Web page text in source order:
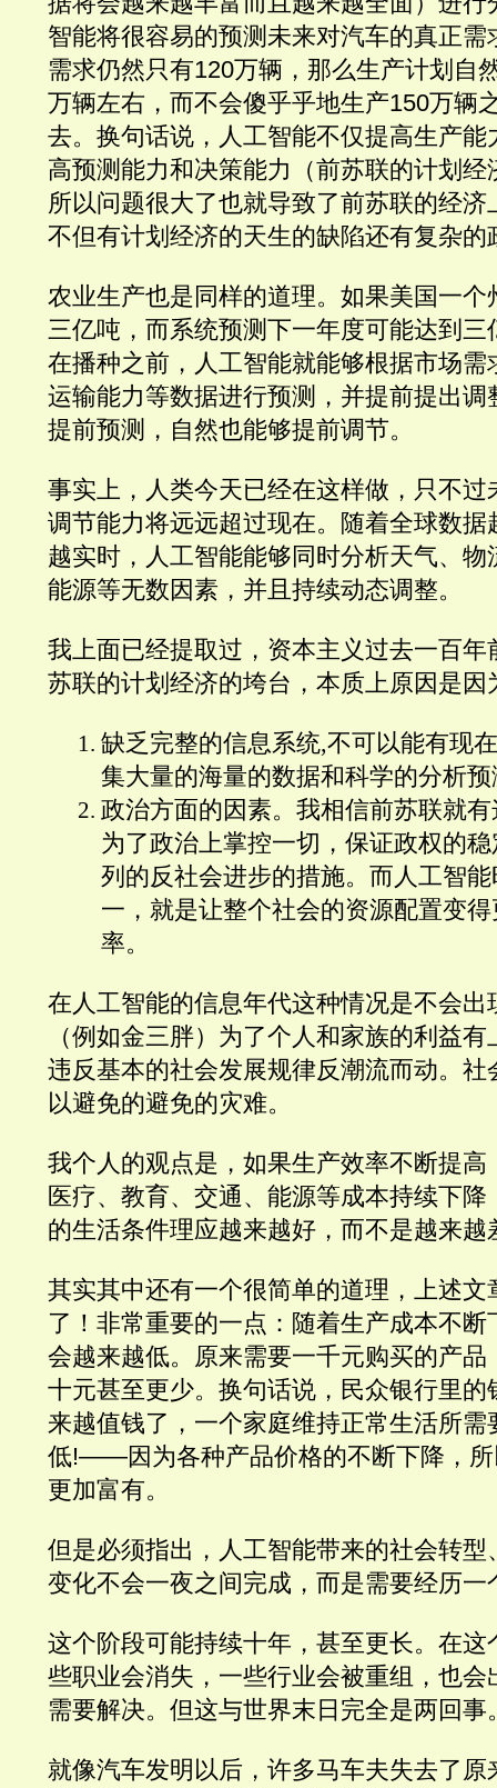
智能将很容易的预测未来对汽车的真正需
需求仍然只有120万辆，那么生产计划自
万辆左右，而不会傻乎乎地生产150万辆
去。换句话说，人工智能不仅提高生产能
高预测能力和决策能力（前苏联的计划经
所以问题很大了也就导致了前苏联的经济
不但有计划经济的天生的缺陷还有复杂的
农业生产也是同样的道理。如果美国一个
三亿吨，而系统预测下一年度可能达到三
在播种之前，人工智能就能够根据市场需
运输能力等数据进行预测，并提前提出调
提前预测，自然也能够提前调节。
事实上，人类今天已经在这样做，只不过
调节能力将远远超过现在。随着全球数据
越实时，人工智能能够同时分析天气、物
能源等无数因素，并且持续动态调整。
我上面已经提取过，资本主义过去一百年
苏联的计划经济的垮台，本质上原因是因
缺乏完整的信息系统,不可以能有现
集大量的海量的数据和科学的分析
政治方面的因素。我相信前苏联就
为了政治上掌控一切，保证政权的
列的反社会进步的措施。而人工智
一，就是让整个社会的资源配置变
率。
在人工智能的信息年代这种情况是不会出
（例如金三胖）为了个人和家族的利益
违反基本的社会发展规律反潮流而动。社
以避免的避免的灾难。
我个人的观点是，如果生产效率不断提高
医疗、教育、交通、能源等成本持续下
的生活条件理应越来越好，而不是越来越
其实其中还有一个很简单的道理，上述文
了！非常重要的一点：随着生产成本不断
会越来越低。原来需要一千元购买的产品
十元甚至更少。换句话说，民众银行里的
来越值钱了，一个家庭维持正常生活所需
低!——因为各种产品价格的不断下降，所
更加富有。
但是必须指出，人工智能带来的社会转型
变化不会一夜之间完成，而是需要经历一
这个阶段可能持续十年，甚至更长。在这
些职业会消失，一些行业会被重组，也会
需要解决。但这与世界末日完全是两回事
就像汽车发明以后，许多马车夫失去了原